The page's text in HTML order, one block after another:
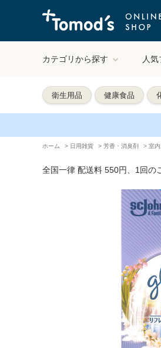
カテゴリから探す 人
衛生用品 健康食品
ホーム > 日用雑貨 > 芳香・消臭剤 > 室内
全国一律 配送料 550円、1回の